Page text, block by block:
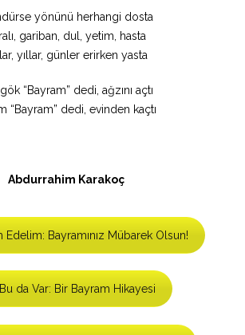
yönünü herhangi dosta
gariban, dul, yetim, hasta
yıllar, günler erirken yasta
“Bayram” dedi, ağzını açtı
“Bayram” dedi, evinden kaçtı
Abdurrahim Karakoç
Edelim: Bayramınız Mübarek Olsun!
Bu da Var: Bir Bayram Hikayesi